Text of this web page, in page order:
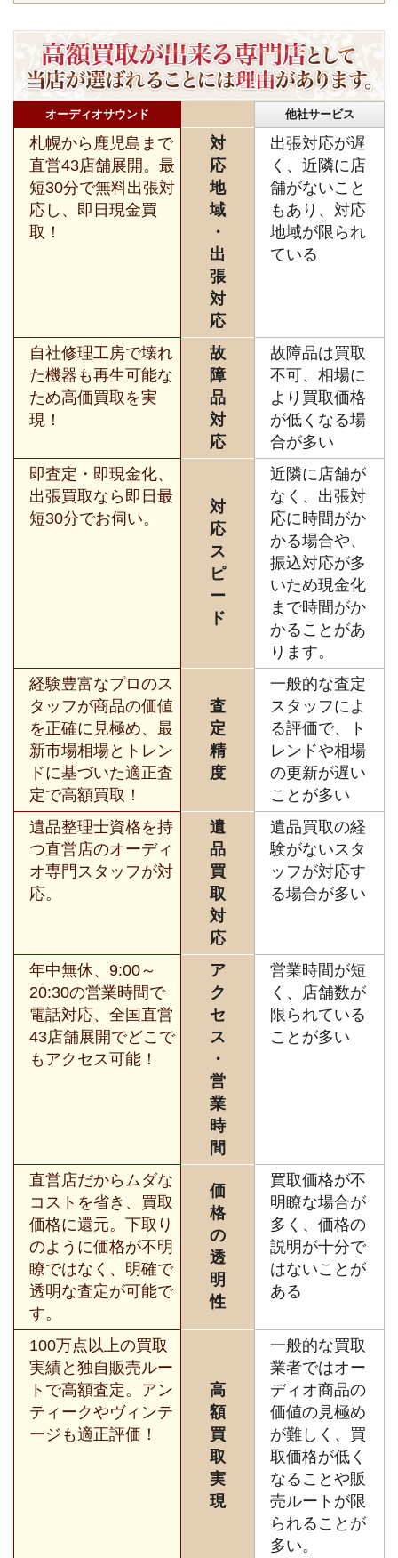
オーディオサウンド 他社サービス
札幌から鹿児島まで
直営43店舗展開。最
短30分で無料出張対
応し、即日現金買
取！
対
応
地
域
・
出
張
対
応
出張対応が遅
く、近隣に店
舗がないこと
もあり、対応
地域が限られ
ている
自社修理工房で壊れ
た機器も再生可能な
ため高価買取を実
現！
故
障
品
対
応
故障品は買取
不可、相場に
より買取価格
が低くなる場
合が多い
即査定・即現金化、
出張買取なら即日最
短30分でお伺い。
対
応
ス
ピ
ー
ド
近隣に店舗が
なく、出張対
応に時間がか
かる場合や、
振込対応が多
いため現金化
まで時間がか
かることがあ
ります。
経験豊富なプロのス
タッフが商品の価値
を正確に見極め、最
新市場相場とトレン
ドに基づいた適正査
定で高額買取！
査
定
精
度
一般的な査定
スタッフによ
る評価で、ト
レンドや相場
の更新が遅い
ことが多い
遺品整理士資格を持
つ直営店のオーディ
オ専門スタッフが対
応。
遺
品
買
取
対
応
遺品買取の経
験がないスタ
ッフが対応す
る場合が多い
年中無休、9:00～
20:30の営業時間で
電話対応、全国直営
43店舗展開でどこで
もアクセス可能！
ア
ク
セ
ス
・
営
業
時
間
営業時間が短
く、店舗数が
限られている
ことが多い
直営店だからムダな
コストを省き、買取
価格に還元。下取り
のように価格が不明
瞭ではなく、明確で
透明な査定が可能で
す。
価
格
の
透
明
性
買取価格が不
明瞭な場合が
多く、価格の
説明が十分で
はないことが
ある
100万点以上の買取
実績と独自販売ルー
トで高額査定。アン
ティークやヴィンテ
ージも適正評価！
高
額
買
取
実
現
一般的な買取
業者ではオー
ディオ商品の
価値の見極め
が難しく、買
取価格が低く
なることや販
売ルートが限
られることが
多い。